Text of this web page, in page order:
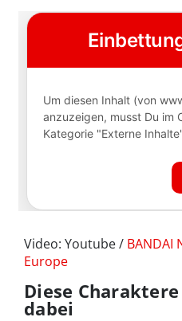
Video: Youtube / BANDAI
Europe
Diese
dabei